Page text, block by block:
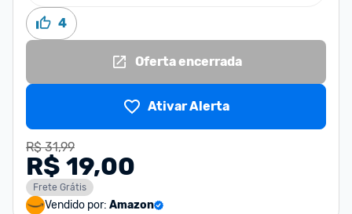
4
Oferta encerrada
Ativar Alerta
R$ 31,99
R$ 19,00
Frete Grátis
Vendido por: Amazon